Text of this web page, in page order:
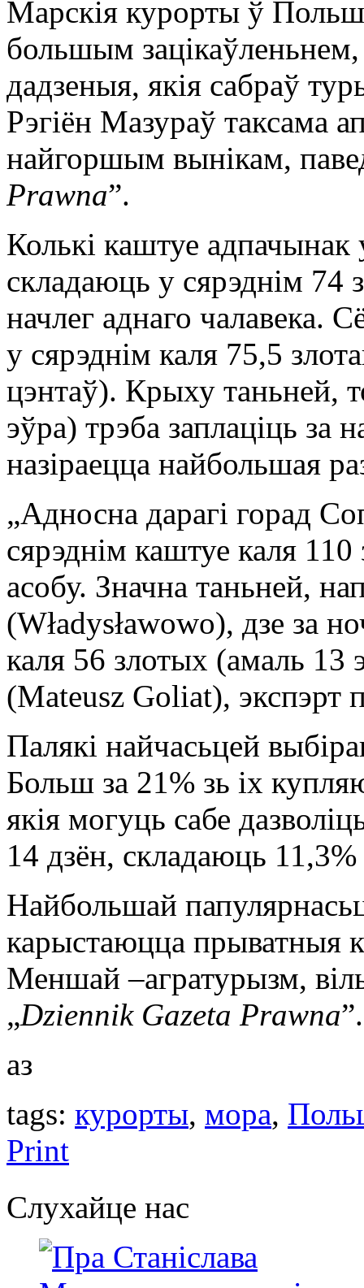
Марскія курорты ў
большым
дадзеныя, якія сабраў
Рэгіён Мазураў таксама
найгоршым вынікам,
Prawna”.
Колькі каштуе
складаюць у сярэднім 74
начлег аднаго чалавека.
у сярэднім каля 75,5
цэнтаў). Крыху таньней,
эўра) трэба заплаціць за
назіраецца найбольшая
„Адносна дарагі горад
сярэднім каштуе каля
асобу. Значна таньней,
(Władysławowo), дзе за
каля 56 злотых (амаль 13
(Mateusz Goliat), экспэрт
Палякі найчасьцей
Больш за 21% зь іх
якія могуць сабе
14 дзён, складаюць 11,3%
Найбольшай
карыстаюцца прыватныя
Меншай –агратурызм,
„Dziennik Gazeta Prawna”.
аз
tags: курорты, мора,
Print
Слухайце нас